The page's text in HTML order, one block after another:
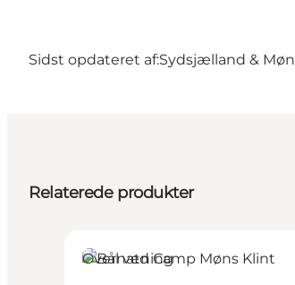
Sidst opdateret af:Sydsjælland & Møn
Relaterede produkter
Overnatning